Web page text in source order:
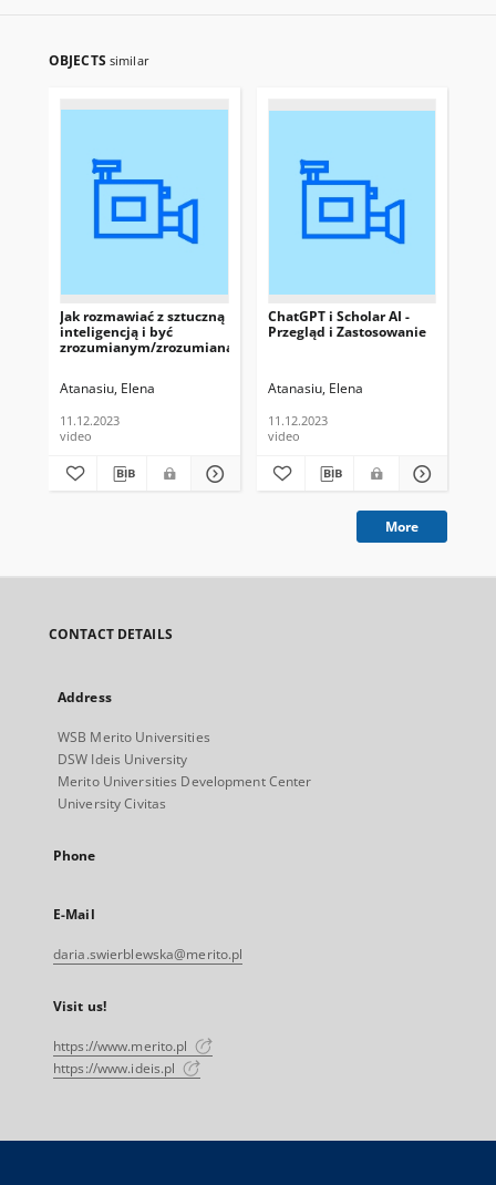
OBJECTS similar
Jak rozmawiać z sztuczną
inteligencją i być
zrozumianym/zrozumianą?
Atanasiu, Elena
11.12.2023
video
ChatGPT i Scholar AI -
Przegląd i Zastosowanie
Atanasiu, Elena
11.12.2023
video
More
CONTACT DETAILS
Address
WSB Merito Universities
DSW Ideis University
Merito Universities Development Center
University Civitas
Phone
E-Mail
daria.swierblewska@merito.pl
Visit us!
https://www.merito.pl
https://www.ideis.pl